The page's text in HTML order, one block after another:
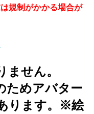
規制がかかる場合が
せん。
ためアバター
ります。※絵